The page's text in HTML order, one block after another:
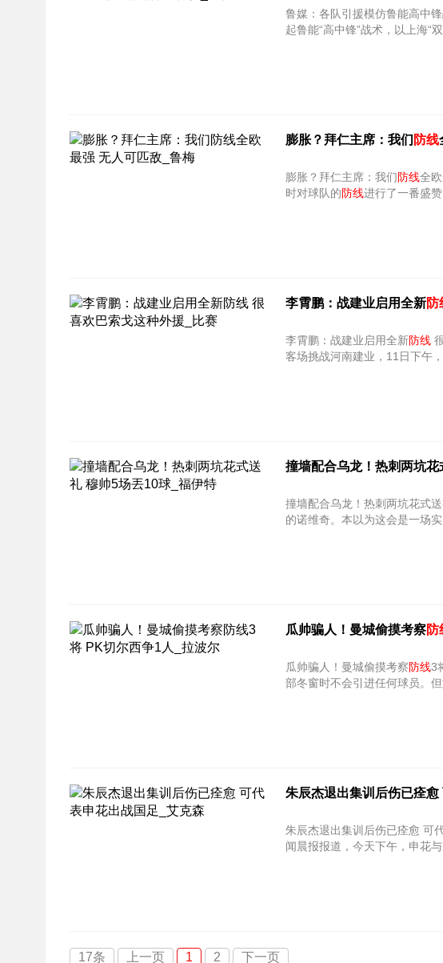
鲁媒：各队引援模仿鲁能高中
起鲁能“高中锋”战术，以上海“
膨胀？拜仁主席：我们 防线
膨胀？拜仁主席：我们防线全欧最强
时对球队的防线进行了一番盛
李霄鹏：战建业启用全新防
李霄鹏：战建业启用全新防线
客场挑战河南建业，11日下午
撞墙配合乌龙！热刺两坑
撞墙配合乌龙！热刺两坑花式送礼 穆帅5场丟10球
的诺维奇。本以为这会是一场
瓜帅骗人！曼城偷摸考察防
瓜帅骗人！曼城偷摸考察防线3将
部冬窗时不会引进任何球员。
朱辰杰退出集训后伤已痊
朱辰杰退出集训后伤已痊愈 可
闻晨报报道，今天下午，申花
17条 上一页 1 2 下一页